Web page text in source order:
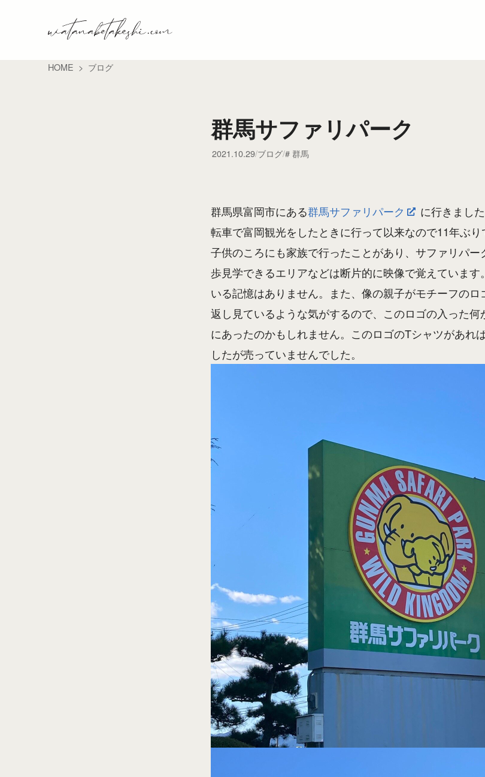
HOME ブログ
群馬サファリパーク
2021.10.29 ブログ 群馬
群馬県富岡市にある群馬サファリパーク に行きまし
転車で富岡観光をしたときに行って以来なので11年ぶり
子供のころにも家族で行ったことがあり、サファリパー
歩見学できるエリアなどは断片的に映像で覚えています
いる記憶はありません。また、像の親子がモチーフのロ
返し見ているような気がするので、このロゴの入った何
にあったのかもしれません。このロゴのTシャツがあれ
したが売っていませんでした。